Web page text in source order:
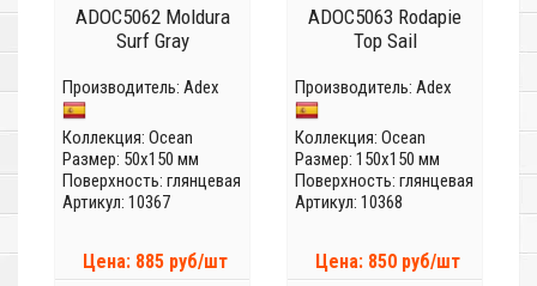
ADOC5062 Moldura
Surf Gray
Производитель: Adex
Коллекция: Ocean
Размер: 50x150 мм
Поверхность: глянцевая
Артикул: 10367
Цена: 885 руб/шт
ADOC5063 Rodapie
Top Sail
Производитель: Adex
Коллекция: Ocean
Размер: 150x150 мм
Поверхность: глянцевая
Артикул: 10368
Цена: 850 руб/шт